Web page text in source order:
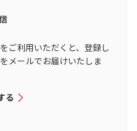
ご利用いただくと、登録し
メールでお届けいたしま
る